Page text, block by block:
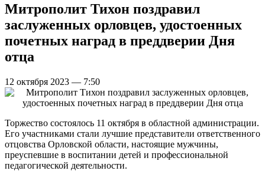
Митрополит Тихон поздравил
заслуженных орловцев, удостоенных
почетных наград в преддверии Дня
отца
12 октября 2023 — 7:50
Торжество состоялось 11 октября в областной администрации.
Его участниками стали лучшие представители ответственного
отцовства Орловской области, настоящие мужчины,
преуспевшие в воспитании детей и профессиональной
педагогической деятельности.